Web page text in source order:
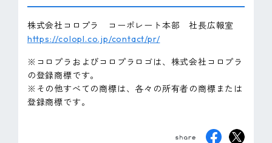
株式会社コロプラ コーポレート本部 社長広報室
https://colopl.co.jp/contact/pr/
※コロプラおよびコロプラロゴは、株式会社コロプラ
の登録商標です。
※その他すべての商標は、各々の所有者の商標または
登録商標です。